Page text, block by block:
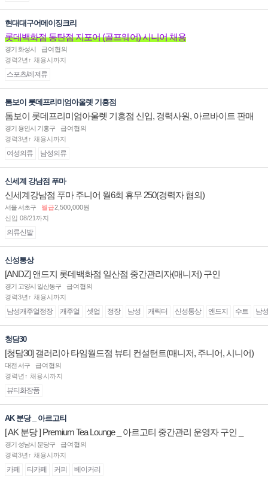
현대대구어메이징크리
롯데백화점 동탄점 지포어 (골프웨어) 시니어 채용
경기 화성시
급여협의
경력2년↑ 채용시까지
스포츠/레져류
톰보이 롯데프리미엄아울렛 기흥점
톰보이 롯데프리미엄아울렛 기흥점 신입, 경력사원, 아르바이트 판매
직 구인합니다.
경기 용인시 기흥구
급여협의
경력3년↑ 채용시까지
여성의류 남성의류
신세계 강남점 푸마
신세계강남점 푸마 주니어 월6회 휴무 250(경력자 협의)
서울 서초구 월급2,500,000원
신입 08/21까지
의류신발
신성통상
[ANDZ] 앤드지 롯데백화점 일산점 중간관리자(매니저) 구인
경기 고양시 일산동구
급여협의
경력3년↑ 채용시까지
남성캐주얼정장 캐주얼 셋업 정장 남성 캐릭터 신성통상 앤드지 수트 남
청담30
[청담30] 갤러리아 타임월드점 뷰티 컨설턴트(매니저, 주니어, 시니어)
채용
대전 서구
급여협의
경력년↑ 채용시까지
뷰티화장품
AK 분당 _ 아르고티
[ AK 분당 ] Premium Tea Lounge _ 아르고티 중간관리 운영자 구인 _
경기 성남시 분당구
급여협의
경력3년↑ 채용시까지
카페 티카페 커피 베이커리